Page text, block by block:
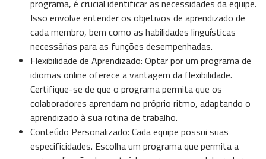
programa, é crucial identificar as necessidades da equipe.
Isso envolve entender os objetivos de aprendizado de
cada membro, bem como as habilidades linguísticas
necessárias para as funções desempenhadas.
Flexibilidade de Aprendizado: Optar por um programa de
idiomas online oferece a vantagem da flexibilidade.
Certifique-se de que o programa permita que os
colaboradores aprendam no próprio ritmo, adaptando o
aprendizado à sua rotina de trabalho.
Conteúdo Personalizado: Cada equipe possui suas
especificidades. Escolha um programa que permita a